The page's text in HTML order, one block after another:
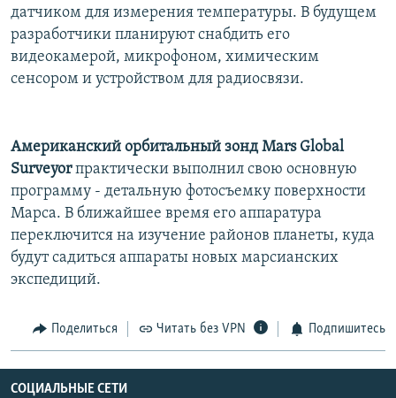
датчиком для измерения температуры. В будущем
разработчики планируют снабдить его
видеокамерой, микрофоном, химическим
сенсором и устройством для радиосвязи.
Американский орбитальный зонд Mars Global
Surveyorпрактически выполнил свою основную
программу - детальную фотосъемку поверхности
Марса. В ближайшее время его аппаратура
переключится на изучение районов планеты, куда
будут садиться аппараты новых марсианских
экспедиций.
Поделиться Читать без VPN Подпишитесь
СОЦИАЛЬНЫЕ СЕТИ